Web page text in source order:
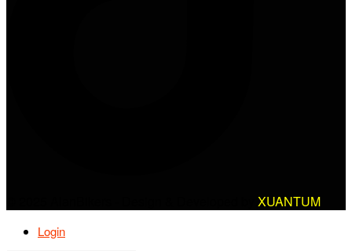
XUANTUM
Login